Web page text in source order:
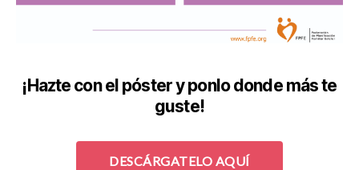
¡Hazte con el póster y ponlo donde más te
guste!
DESCÁRGATELO AQUÍ